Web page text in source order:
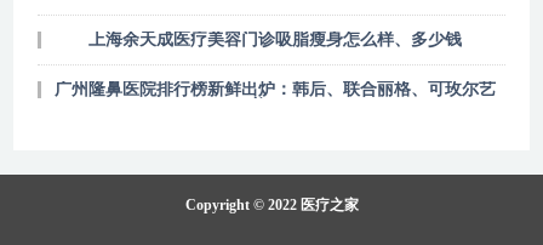
上海余天成医疗美容门诊吸脂瘦身怎么样、多少钱
广州隆鼻医院排行榜新鲜出炉：韩后、联合丽格、可玫尔艺
Copyright © 2022 医疗之家